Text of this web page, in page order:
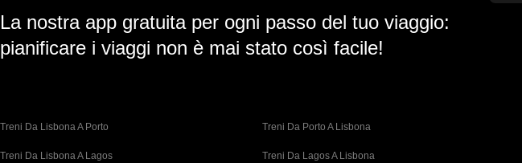
La nostra app gratuita per ogni passo del tuo viaggio:
pianificare i viaggi non è mai stato così facile!
Treni Da Lisbona A Porto Treni Da Porto A Lisbona
Treni Da Lisbona A Lagos Treni Da Lagos A Lisbona